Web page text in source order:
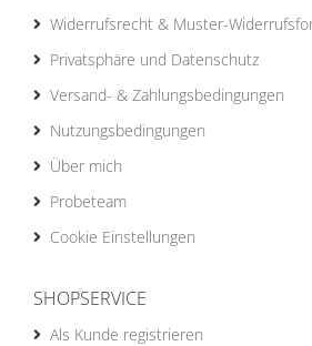
Widerrufsrecht & Muster-
Privatsphäre und Datenschutz
Versand- & Zahlungsbedingungen
Nutzungsbedingungen
Über mich
Probeteam
Cookie Einstellungen
SHOPSERVICE
Als Kunde registrieren